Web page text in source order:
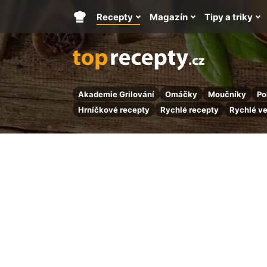
Akademie Grilování Omáčky Moučníky
Hrníčkové recepty
Rychlé recepty Rychlé
Hlavní
stránka
Recepty Magazín Tipy a triky